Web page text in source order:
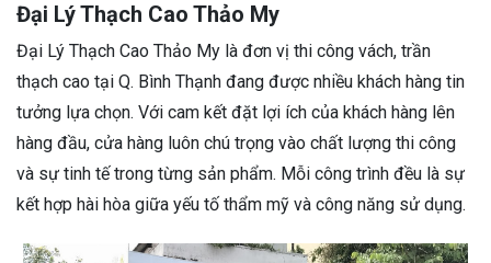
Đại Lý Thạch Cao Thảo My
Đại Lý Thạch Cao Thảo My là đơn vị thi công vách, trần
thạch cao tại Q. Bình Thạnh đang được nhiều khách hàng tin
tưởng lựa chọn. Với cam kết đặt lợi ích của khách hàng lên
hàng đầu, cửa hàng luôn chú trọng vào chất lượng thi công
và sự tinh tế trong từng sản phẩm. Mỗi công trình đều là sự
kết hợp hài hòa giữa yếu tố thẩm mỹ và công năng sử dụng.